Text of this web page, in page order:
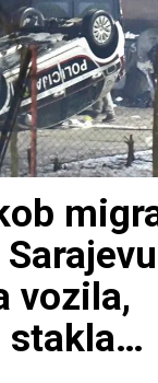
vozila,
stakla…